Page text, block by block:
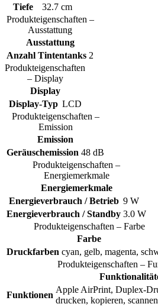
Tiefe
32.7 cm
Produkteigenschaften –
Ausstattung
Ausstattung
Anzahl Tintentanks 2
Produkteigenschaften
– Display
Display
Display-Typ LCD
Produkteigenschaften –
Emission
Emission
Geräuschemission 48 dB
Produkteigenschaften –
Energiemerkmale
Energiemerkmale
Energieverbrauch / Betrieb 9 W
Energieverbrauch / Standby 3.0 W
Produkteigenschaften – Farbe
Farbe
Druckfarben cyan, gelb, magenta,
Produkteigenschaften –
Funktionen
Apple AirPrint, Duplex-
drucken, kopieren, scannen